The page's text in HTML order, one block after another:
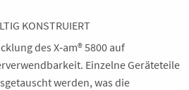
KONSTRUIERT
des X‑am® 5800 auf
Einzelne Geräteteile
werden, was die